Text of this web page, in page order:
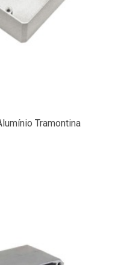
Tramontina